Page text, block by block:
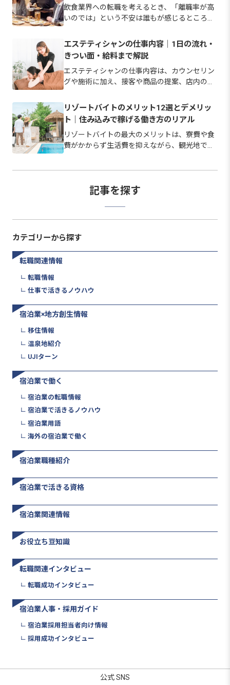
飲食業界への転職を考えるとき、「離職率が高
いのでは」という不安は誰もが感じるところで
令和6年で25.1%と、全産業平均より高い水準に
あります。 ただし、その背景にある理由は労働
時間や休日、賃金など…
エステティシャンの仕事内容｜1日の流れ・
きつい面・給料まで解説
エステティシャンの仕事内容は、カウンセリン
グや施術に加え、接客や商品の提案、店内の衛
容師のような必須の国家資格はなく、未経験か
ら始められる職場も少なくありません。 この記
事では、仕事内容の全体像と…
リゾートバイトのメリット12選とデメリッ
ト｜住み込みで稼げる働き方のリアル
リゾートバイトの最大のメリットは、寮費や食
費がかからず生活費を抑えながら、観光地で暮
が生じやすいのも事実です。 …
記事を探す
カテゴリーから探す
転職関連情報
転職情報
仕事で活きるノウハウ
宿泊業×地方創生情報
移住情報
温泉地紹介
UJIターン
宿泊業で働く
宿泊業の転職情報
宿泊業で活きるノウハウ
宿泊業用語
海外の宿泊業で働く
宿泊業職種紹介
宿泊業で活きる資格
宿泊業関連情報
お役立ち豆知識
転職関連インタビュー
転職成功インタビュー
宿泊業人事・採用ガイド
宿泊業採用担当者向け情報
採用成功インタビュー
公式 SNS